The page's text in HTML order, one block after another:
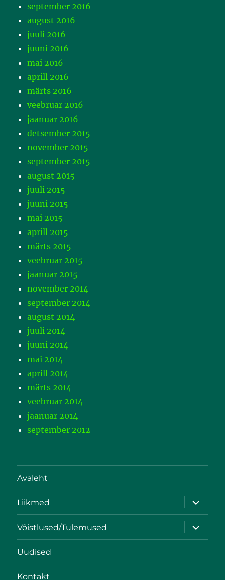
september 2016
august 2016
juuli 2016
juuni 2016
mai 2016
aprill 2016
märts 2016
veebruar 2016
jaanuar 2016
detsember 2015
november 2015
september 2015
august 2015
juuli 2015
juuni 2015
mai 2015
aprill 2015
märts 2015
veebruar 2015
jaanuar 2015
november 2014
september 2014
august 2014
juuli 2014
juuni 2014
mai 2014
aprill 2014
märts 2014
veebruar 2014
jaanuar 2014
september 2012
Avaleht
Liikmed
Võistlused/Tulemused
Uudised
Kontakt